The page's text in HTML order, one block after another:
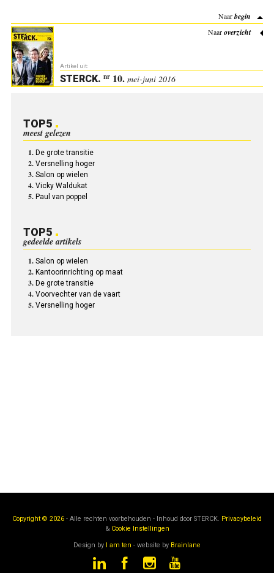
Naarbegin
Naaroverzicht
Artikel uit:
STERCK. nr10. mei-juni 2016
TOP5
meest gelezen
De grote transitie
Versnelling hoger
Salon op wielen
Vicky Waldukat
Paul van poppel
TOP5
gedeelde artikels
Salon op wielen
Kantoorinrichting op maat
De grote transitie
Voorvechter van de vaart
Versnelling hoger
Copyright © 2026 - Alle rechten voorbehouden - Inhoud door STERCK. Privacybeleid
& Cookie Instellingen
Design by I am ten - website by Brainlane